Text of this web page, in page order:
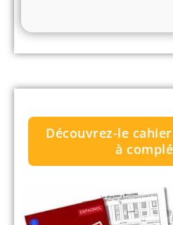
Découvrez-le
à